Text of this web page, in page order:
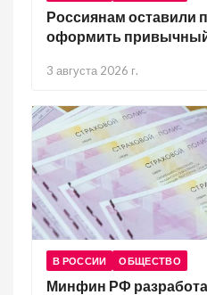
Россиянам оставили
оформить
3 августа 2026 г.
В РОССИИ ОБЩЕСТВО
Минфин РФ